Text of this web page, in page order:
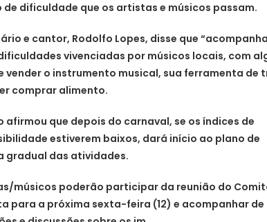
de dificuldade que os artistas e músicos passam.
e cantor, Rodolfo Lopes, disse que
vivenciadas por músicos locais, com
vender o instrumento musical, sua ferramenta de
comprar alimento.
afirmou que depois do carnaval, se os índices de
estiverem baixos, dará início ao plano de
gradual das atividades.
músicos poderão participar da reunião do
para a próxima sexta-feira (12) e acompanhar